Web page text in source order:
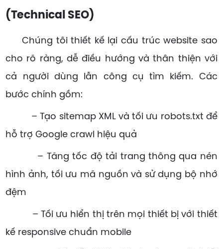
(Technical SEO)
Chúng tôi thiết kế lại cấu trúc website sao
cho rõ ràng, dễ điều hướng và thân thiện với
cả người dùng lẫn công cụ tìm kiếm. Các
bước chính gồm:
– Tạo sitemap XML và tối ưu robots.txt để
hỗ trợ Google crawl hiệu quả
– Tăng tốc độ tải trang thông qua nén
hình ảnh, tối ưu mã nguồn và sử dụng bộ nhớ
đệm
– Tối ưu hiển thị trên mọi thiết bị với thiết
kế responsive chuẩn mobile